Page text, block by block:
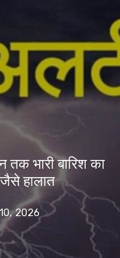
तक भारी बारिश का
हालात
2026